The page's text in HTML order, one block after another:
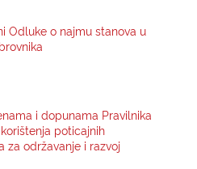
Odluke o najmu stanova u
i dopunama Pravilnika
poticajnih
za održavanje i razvoj